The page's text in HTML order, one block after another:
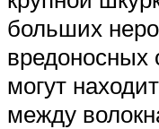
больших
вредоносных
могут
между